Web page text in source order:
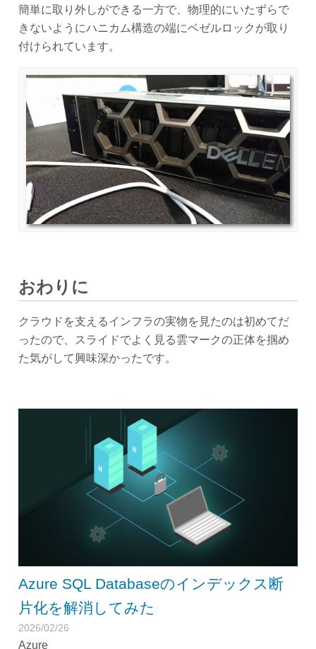
簡単に取り外しができる一方で、物理的にいたずらで
きないようにハニカム構造の端にベゼルロックが取り
付けられています。
おわりに
クラウドを支えるインフラの実物を見たのは初めてだ
ったので、スライドでよく見る雲マークの正体を掴め
た気がして興味深かったです。
Azure SQL Databaseのインデックス断
片化を解消してみた
2026/02/26
Azure